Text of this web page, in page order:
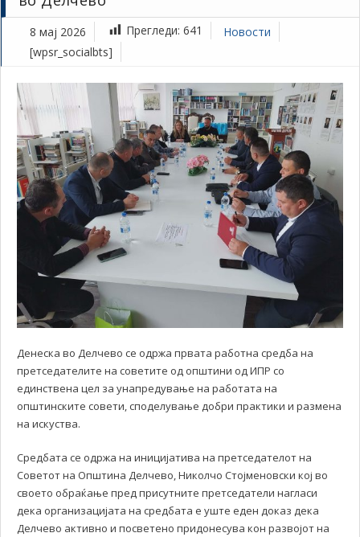
8 мај 2026 Прегледи: 641
Новости
[wpsr_socialbts]
Денеска во Делчево се одржа првата работна средба на
претседателите на советите од општини од ИПР со
единствена цел за унапредување на работата на
општинските совети, споделување добри практики и размена
на искуства.
Средбата се одржа на иницијатива на претседателот на
Советот на Општина Делчево, Николчо Стојменовски кој во
своето обраќање пред присутните претседатели нагласи
дека организацијата на средбата е уште еден доказ дека
Делчево активно и посветено придонесува кон развојот на